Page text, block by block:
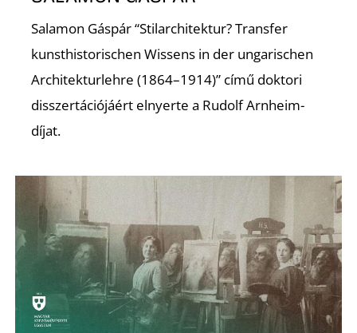
Salamon Gáspár “Stilarchitektur? Transfer
kunsthistorischen Wissens in der ungarischen
Architekturlehre (1864–1914)” című doktori
disszertációjáért elnyerte a Rudolf Arnheim-
díjat.